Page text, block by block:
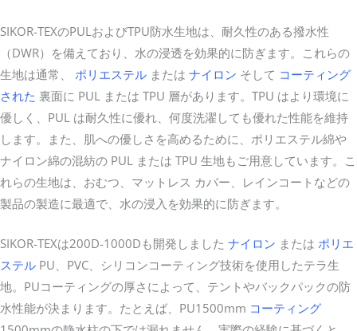
SIKOR-TEXのPULおよびTPU防水生地は、耐久性のある撥水性
（DWR）を備えており、水の浸透を効果的に防ぎます。これらの
生地は通常、 ポリエステル または ナイロン そして コーティング
された 裏面に PUL または TPU 層があります。TPU はより環境に
優しく、PUL は耐久性に優れ、何度洗濯しても優れた性能を維持
します。また、肌への優しさを高めるために、ポリエステル綿や
ナイロン綿の混紡の PUL または TPU 生地もご用意しています。こ
れらの生地は、おむつ、マットレス カバー、レインコートなどの
製品の製造に最適で、水の浸入を効果的に防ぎます。
SIKOR-TEXは200D-1000Dも開発しました ナイロン または ポリエ
ステル PU、PVC、シリコンコーティング技術を使用したテラ生
地。PUコーティングの厚さによって、テントやバックパックの防
水性能が決まります。たとえば、PU1500mm コーティング